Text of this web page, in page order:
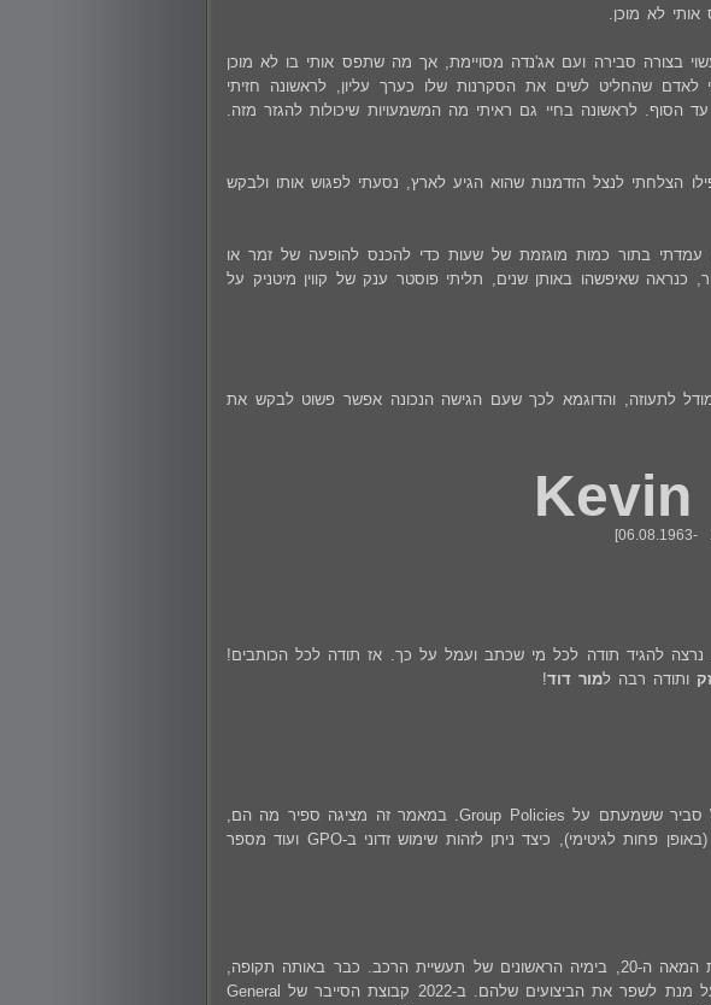
לא מוכן.
בצורה סבירה ועם אג'נדה מסויימת, אך מה שתפס אותי בו לא מוכן
שהחליט לשים את הסקרנות שלו כערך עליון, לראשונה חזיתי
לראשונה בחיי גם ראיתי מה המשמעויות שיכולות להגזר מזה.
הצלחתי לנצל הזדמנות שהוא הגיע לארץ, נסעתי לפגוש אותו ולבקש
בתור כמות מוגזמת של שעות כדי להכנס להופעה של זמר או
שאיפשהו באותן שנים, תליתי פוסטר ענק של קווין מיטניק על
לתעוזה, והדוגמא לכך שעם הגישה הנכונה אפשר פשוט לבקש את
Kevin
[06.08.1963-
נרצה להגיד תודה לכל מי שכתב ועמל על כך. אז תודה לכל הכותבים!
ותודה רבה למור דוד!
אם התעסקתם אי פעם בתחום ההגנתי בעולמות ה-Windows סביר ששמעתם על Group Policies. במאמר זה מציגה ספיר מה הם,
מה ניתן לעשות איתם (באופן לגיטימי), מה ניתן לעשות איתם (באופן פחות לגיטימי), כיצד ניתן לזהות שימוש זדוני ב-GPO ועוד מספר
ההיסטוריה של "פריצה" למערכות רכב, ניצתה אי שם בתחילת המאה ה-20, בימיה הראשונים של תעשיית הרכב. כבר באותה תקופה,
מכונאים וחובבי רכב התעסקו במערכות המכניות של רכבים על מנת לשפר את הביצועים שלהם. ב-2022 קבוצת הסייבר של General